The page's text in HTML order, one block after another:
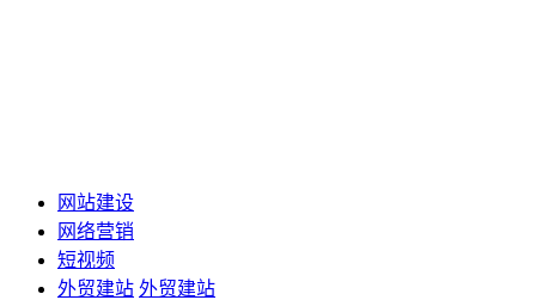
网站建设
网络营销
短视频
外贸建站 外贸建站